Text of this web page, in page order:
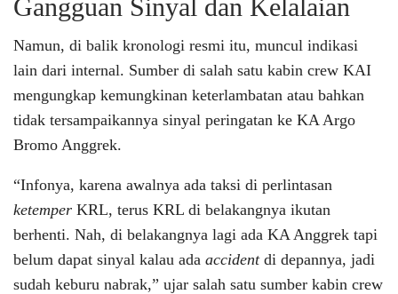
Gangguan Sinyal dan Kelalaian
Namun, di balik kronologi resmi itu, muncul indikasi
lain dari internal. Sumber di salah satu kabin crew KAI
mengungkap kemungkinan keterlambatan atau bahkan
tidak tersampaikannya sinyal peringatan ke KA Argo
Bromo Anggrek.
“Infonya, karena awalnya ada taksi di perlintasan
ketemper KRL, terus KRL di belakangnya ikutan
berhenti. Nah, di belakangnya lagi ada KA Anggrek tapi
belum dapat sinyal kalau ada accident di depannya, jadi
sudah keburu nabrak,” ujar salah satu sumber kabin crew